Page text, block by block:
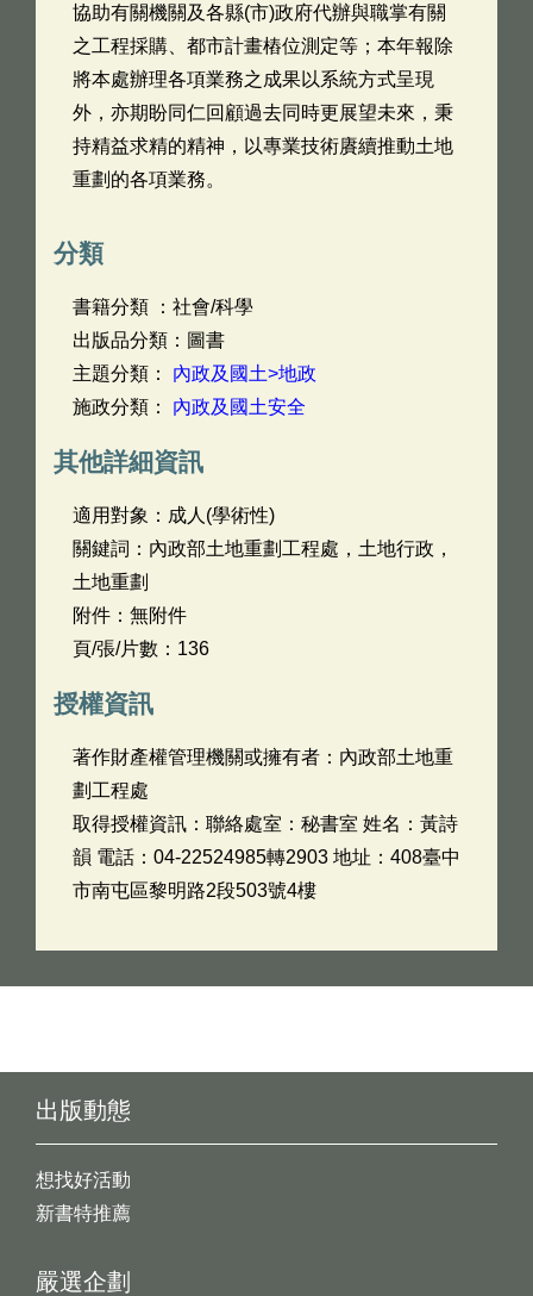
協助有關機關及各縣(市)政府代辦與職掌有關
之工程採購、都市計畫樁位測定等；本年報除
將本處辦理各項業務之成果以系統方式呈現
外，亦期盼同仁回顧過去同時更展望未來，秉
持精益求精的精神，以專業技術賡續推動土地
重劃的各項業務。
分類
書籍分類 ：社會/科學
出版品分類：圖書
主題分類： 內政及國土>地政
施政分類： 內政及國土安全
其他詳細資訊
適用對象：成人(學術性)
關鍵詞：內政部土地重劃工程處，土地行政，
土地重劃
附件：無附件
頁/張/片數：136
授權資訊
著作財產權管理機關或擁有者：內政部土地重
劃工程處
取得授權資訊：聯絡處室：秘書室 姓名：黃詩
韻 電話：04-22524985轉2903 地址：408臺中
市南屯區黎明路2段503號4樓
出版動態
想找好活動
新書特推薦
嚴選企劃